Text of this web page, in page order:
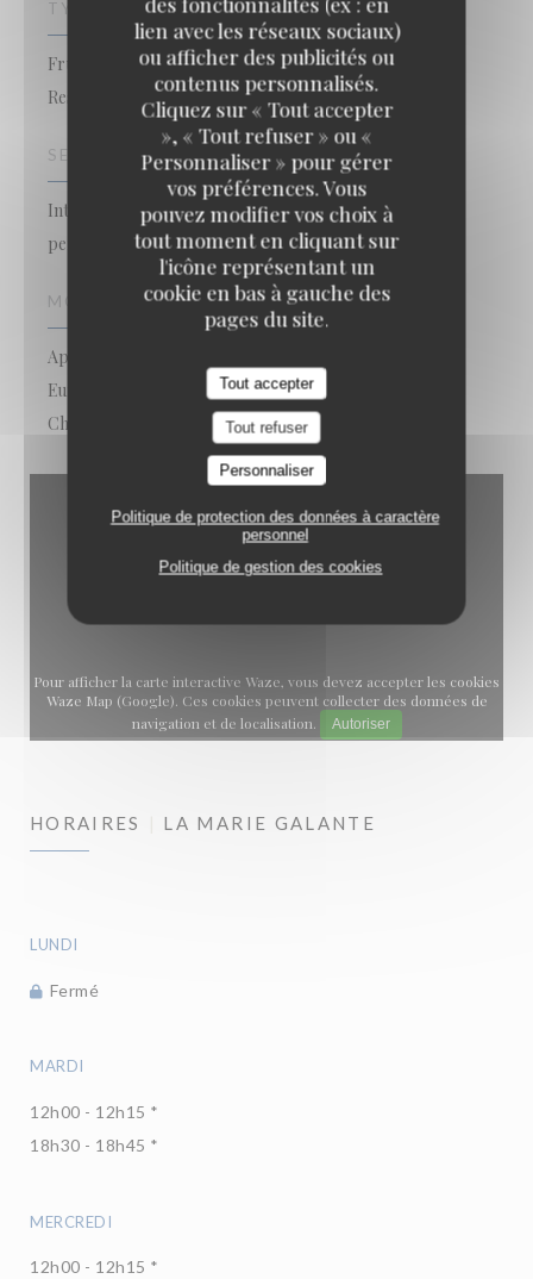
lien avec les réseaux sociaux)
ou afficher des publicités ou
contenus personnalisés.
Cliquez sur « Tout accepter
», « Tout refuser » ou «
Personnaliser » pour gérer
vos préférences. Vous
pouvez modifier vos choix à
tout moment en cliquant sur
l'icône représentant un
cookie en bas à gauche des
pages du site.
Tout accepter
Tout refuser
Personnaliser
Politique de protection des données à caractère
personnel
Politique de gestion des cookies
TYPE DE RESTAURANT
Fruits de mer,
Restaurant traditionnel
SERVICES
Interdit aux chiens, Vente à emporter, Accès aux
personnes à mobilité réduite, Terrasse, Wifi
MOYENS DE PAIEMENT
Apple Pay, Paiement Sans Contact,
Eurocard/Mastercard, Espèces, Chèques Vacances,
Chèques, American Express, Carte Bleue
Pour afficher la carte interactive Waze, vous devez accepter les cookies
Waze Map (Google). Ces cookies peuvent collecter des données de
navigation et de localisation.
Autoriser
HORAIRES LA MARIE GALANTE
LUNDI
Fermé
MARDI
12h00 - 12h15 *
18h30 - 18h45 *
MERCREDI
12h00 - 12h15 *